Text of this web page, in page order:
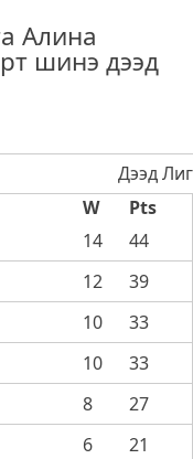
Алина
шинэ дээд
Дээд Лиг
W
Pts
14
44
12
39
10
33
10
33
8
27
6
21